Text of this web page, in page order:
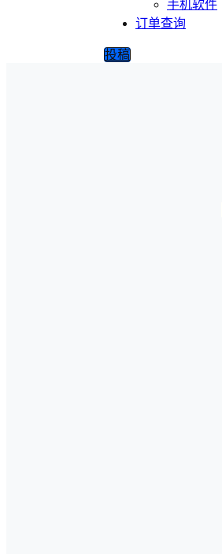
手机软件
订单查询
投稿